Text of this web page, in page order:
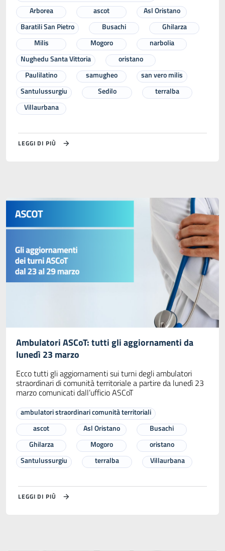
Arborea
ascot
Asl Oristano
Baratili San Pietro
Busachi
Ghilarza
Milis
Mogoro
narbolia
Nughedu Santa Vittoria
oristano
Paulilatino
samugheo
san vero milis
Santulussurgiu
Sedilo
terralba
Villaurbana
LEGGI DI PIÙ
Ambulatori ASCoT: tutti gli aggiornamenti da
lunedì 23 marzo
Ecco tutti gli aggiornamenti sui turni degli ambulatori
straordinari di comunità territoriale a partire da lunedì 23
marzo comunicati dall’ufficio ASCoT
ambulatori straordinari comunità territoriali
ascot
Asl Oristano
Busachi
Ghilarza
Mogoro
oristano
Santulussurgiu
terralba Villaurbana
LEGGI DI PIÙ